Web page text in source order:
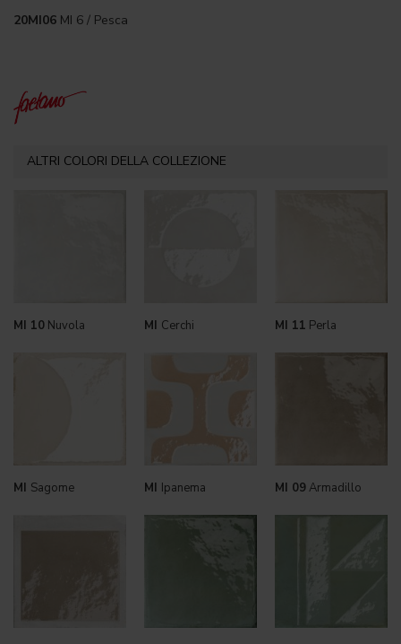
20MI06 MI 6 / Pesca
ALTRI COLORI DELLA COLLEZIONE
MI 10 Nuvola MI Cerchi MI 11 Perla
MI Sagome MI Ipanema MI 09Armadillo